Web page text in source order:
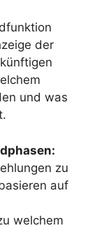
der
und was
zu
auf
welchem